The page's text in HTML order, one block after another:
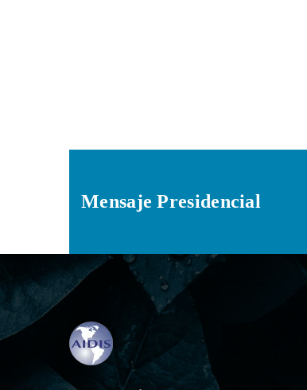
Mensaje Presidencial